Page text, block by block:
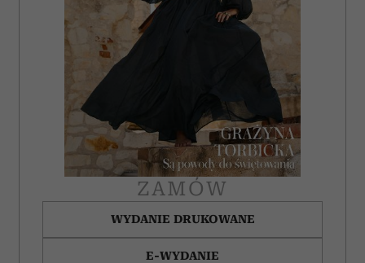
ZAMÓW
WYDANIE DRUKOWANE
E-WYDANIE